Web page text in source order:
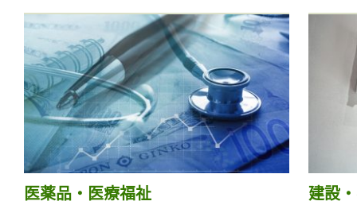
医薬品・医療福祉 建設